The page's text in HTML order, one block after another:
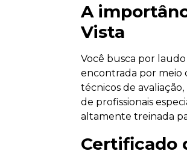
A
Vista
Você busca por
encontrada por meio
técnicos de
de profissionais
altamente treinada
Certificado